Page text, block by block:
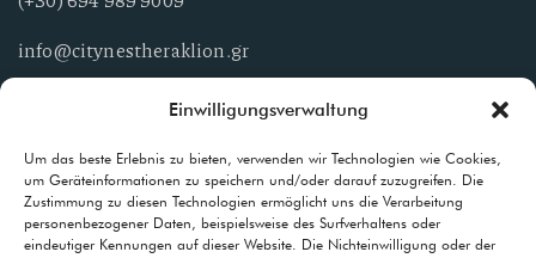
Einwilligungsverwaltung
Um das beste Erlebnis zu bieten, verwenden wir Technologien wie Cookies,
um Geräteinformationen zu speichern und/oder darauf zuzugreifen. Die
Zustimmung zu diesen Technologien ermöglicht uns die Verarbeitung
personenbezogener Daten, beispielsweise des Surfverhaltens oder
eindeutiger Kennungen auf dieser Website. Die Nichteinwilligung oder der
info@citynestheraklion.gr
Unterkünfte
Eine warme und einladende Umgebung, die den höchsten
Standards entspricht.